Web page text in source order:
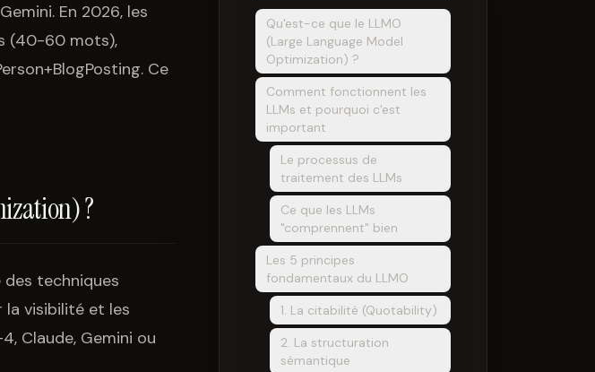
En 2026, les
(40-60 mots),
Ce
?
techniques
visibilité et les
Claude, Gemini ou
Qu'est-ce que le LLMO
(Large Language Model
Optimization) ?
Comment fonctionnent les
LLMs et pourquoi c'est
important
Le processus de
traitement des LLMs
Ce que les LLMs
"comprennent" bien
Les 5 principes
fondamentaux du LLMO
1. La citabilité (Quotability)
2. La structuration
sémantique